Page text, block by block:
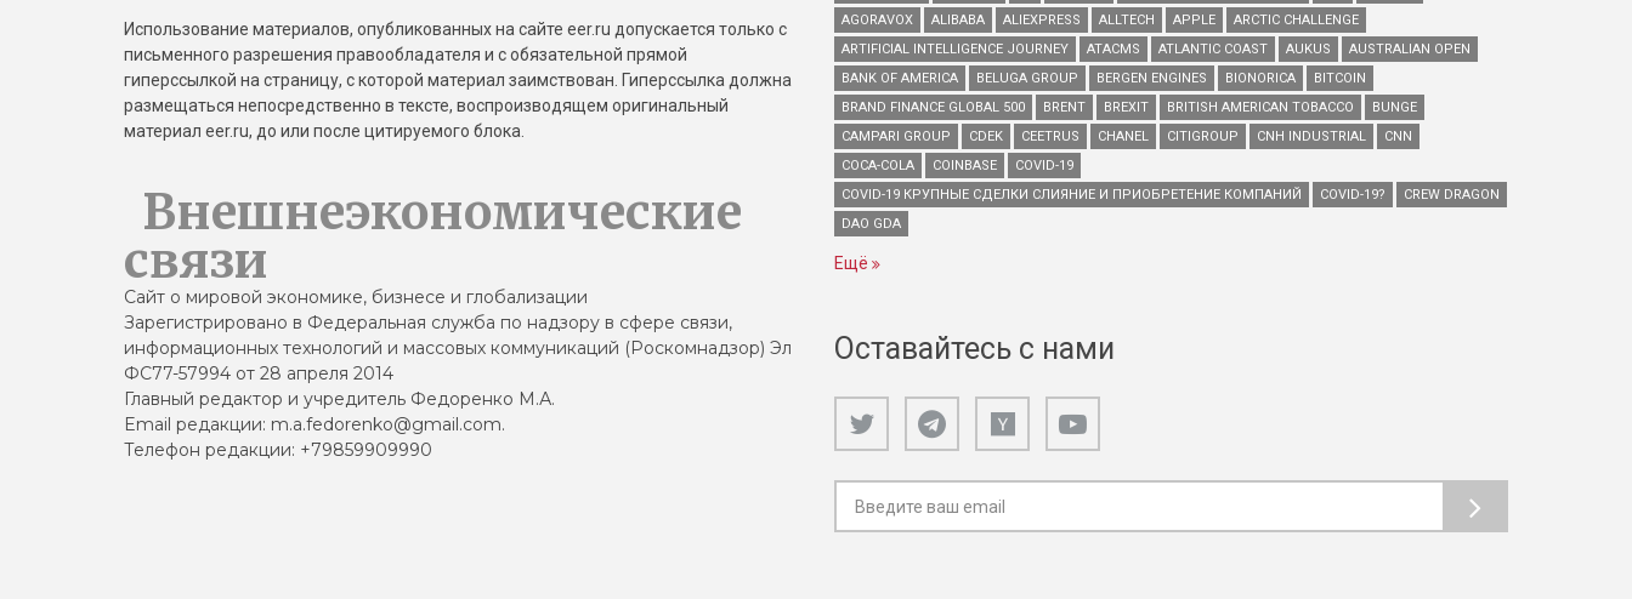
Использование материалов, опубликованных на сайте eer.ru допускается только с
письменного разрешения правообладателя и с обязательной прямой
гиперссылкой на страницу, с которой материал заимствован. Гиперссылка должна
размещаться непосредственно в тексте, воспроизводящем оригинальный
материал eer.ru, до или после цитируемого блока.
Внешнеэкономические
связи
Сайт о мировой экономике, бизнесе и глобализации
Зарегистрировано в Федеральная служба по надзору в сфере связи,
информационных технологий и массовых коммуникаций (Роскомнадзор) Эл
ФС77-57994 от 28 апреля 2014
Главный редактор и учредитель Федоренко М.А.
Email редакции: m.a.fedorenko@gmail.com.
Телефон редакции: +79859909990
AGORAVOX
ALIBABA ALIEXPRESS ALLTECH APPLE
ARCTIC CHALLENGE
ARTIFICIAL INTELLIGENCE JOURNEY
ATACMS ATLANTIC COAST AUKUS
AUSTRALIAN OPEN
BANK OF AMERICA
BELUGA GROUP BERGEN ENGINES BIONORICA
BITCOIN
BRAND FINANCE GLOBAL 500
BRENT BREXIT BRITISH AMERICAN TOBACCO
BUNGE
CAMPARI GROUP
CDEK CEETRUS CHANEL CITIGROUP CNH INDUSTRIAL
CNN
COCA-COLA
COINBASE
COVID-19
COVID-19 КРУПНЫЕ СДЕЛКИ СЛИЯНИЕ И ПРИОБРЕТЕНИЕ КОМПАНИЙ
COVID-19?
CREW DRAGON
DAO GDA
Ещё
Оставайтесь с нами